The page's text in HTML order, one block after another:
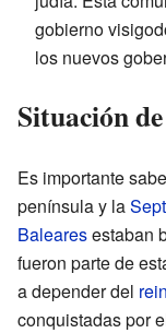
gobierno
los nuevos
Situación
Es importante
península y la
Balearesestaban
fueron parte de
a depender del
conquistadas por